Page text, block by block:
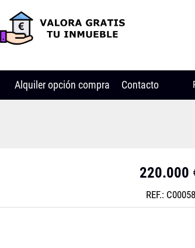
Alquiler opción compra Contacto
220.000
REF.: